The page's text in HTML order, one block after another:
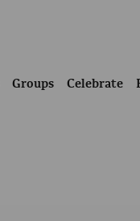
Groups Celebrate